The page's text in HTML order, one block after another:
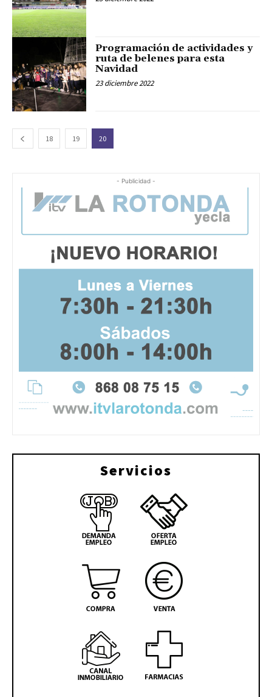
Programación de actividades y
ruta de belenes para esta
Navidad
23 diciembre 2022
18 19 20
- Publicidad -
Servicios